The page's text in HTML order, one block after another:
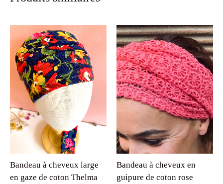
Bandeau à cheveux large
en gaze de coton Thelma
Bandeau à cheveux en
guipure de coton rose